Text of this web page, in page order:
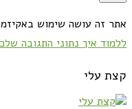
אתר זה עושה שימוש
ללמוד איך נתוני התגובה
קצת עלי